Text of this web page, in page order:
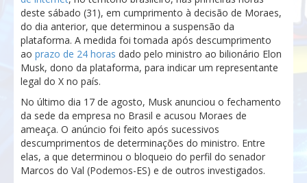
deste sábado (31), em cumprimento à decisão de Moraes,
do dia anterior, que determinou a suspensão da
plataforma. A medida foi tomada após descumprimento
ao prazo de 24 horas dado pelo ministro ao bilionário Elon
Musk, dono da plataforma, para indicar um representante
legal do X no país.
No último dia 17 de agosto, Musk anunciou o fechamento
da sede da empresa no Brasil e acusou Moraes de
ameaça. O anúncio foi feito após sucessivos
descumprimentos de determinações do ministro. Entre
elas, a que determinou o bloqueio do perfil do senador
Marcos do Val (Podemos-ES) e de outros investigados.